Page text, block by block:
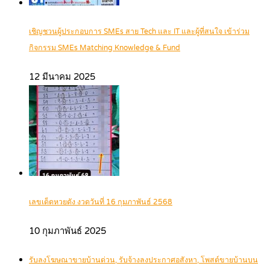
เชิญชวนผู้ประกอบการ SMEs สาย Tech และ IT และผู้ที่สนใจ เข้าร่วม
กิจกรรม SMEs Matching Knowledge & Fund
12 มีนาคม 2025
เลขเด็ดหวยดัง งวดวันที่ 16 กุมภาพันธ์ 2568
10 กุมภาพันธ์ 2025
รับลงโฆษณาขายบ้านด่วน, รับจ้างลงประกาศอสังหา, โพสต์ขายบ้านบน